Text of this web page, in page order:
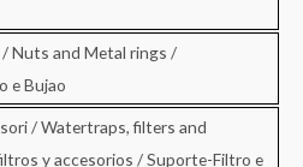
Nuts and Metal rings /
e Bujao
/ Watertraps, filters and
y accesorios / Suporte-Filtro e